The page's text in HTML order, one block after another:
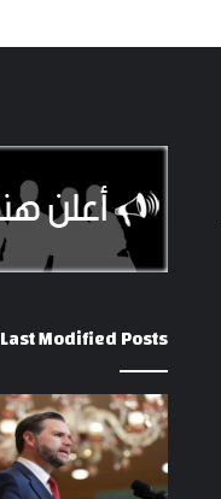
Last Modified Posts